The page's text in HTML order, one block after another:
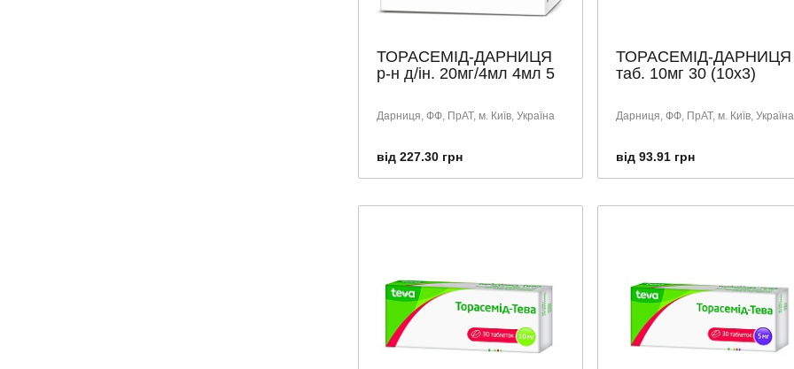
ТОРАСЕМІД-ДАРНИЦЯ
р-н д/ін. 20мг/4мл 4мл 5
Дарниця, ФФ, ПрАТ, м. Київ, Україна
від 227.30 грн
ТОРАСЕМІД-ДАРНИЦЯ
таб. 10мг 30 (10х3)
Дарниця, ФФ, ПрАТ, м. Київ, Україна
від 93.91 грн